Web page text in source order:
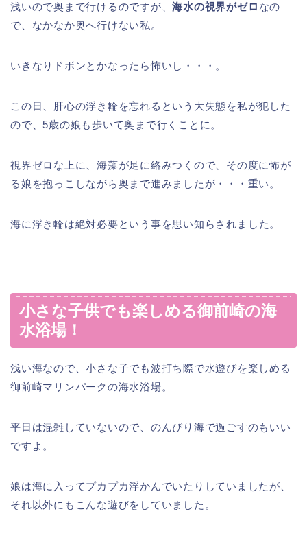
浅いので奥まで行けるのですが、海水の視界がゼロ なの
で、なかなか奥へ行けない私。
いきなりドボンとかなったら怖いし・・・。
この日、肝心の浮き輪を忘れるという大失態を私が犯した
ので、5歳の娘も歩いて奥まで行くことに。
視界ゼロな上に、海藻が足に絡みつくので、その度に怖が
る娘を抱っこしながら奥まで進みましたが・・・重い。
海に浮き輪は絶対必要という事を思い知らされました。
小さな子供でも楽しめる御前崎の海
水浴場！
浅い海なので、小さな子でも波打ち際で水遊びを楽しめる
御前崎マリンパークの海水浴場。
平日は混雑していないので、のんびり海で過ごすのもいい
ですよ。
娘は海に入ってプカプカ浮かんでいたりしていましたが、
それ以外にもこんな遊びをしていました。